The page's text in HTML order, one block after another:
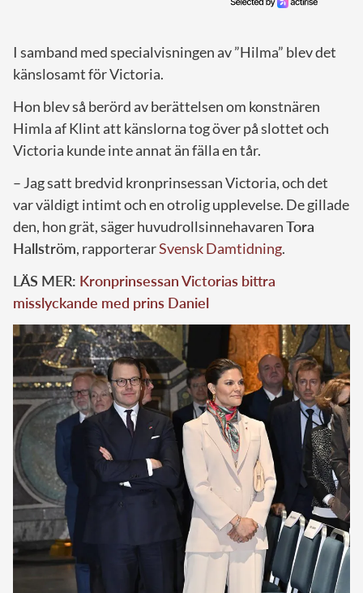
I samband med specialvisningen av ”Hilma” blev det
känslosamt för Victoria.
Hon blev så berörd av berättelsen om konstnären
Himla af Klint att känslorna tog över på slottet och
Victoria kunde inte annat än fälla en tår.
– Jag satt bredvid kronprinsessan Victoria, och det
var väldigt intimt och en otrolig upplevelse. De gillade
den, hon grät, säger huvudrollsinnehavarenTora
Hallström, rapporterarSvensk Damtidning.
LÄS MER: Kronprinsessan Victorias bittra
misslyckande med prins Daniel